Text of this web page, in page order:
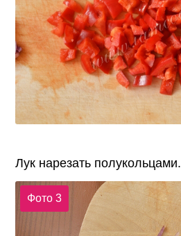
Лук нарезать полукольцами.
Фото 3